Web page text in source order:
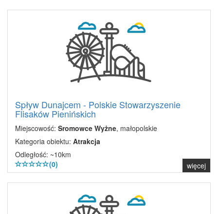
Spływ Dunajcem - Polskie Stowarzyszenie
Flisaków Pienińskich
Miejscowość: Sromowce Wyżne, małopolskie
Kategoria obiektu: Atrakcja
Odległość: ~10km
(0)
więcej